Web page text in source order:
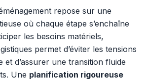
repose sur une
où chaque étape s’enchaîne
les besoins matériels,
permet d’éviter les tensions
et d’assurer une transition fluide
Une planification rigoureuse